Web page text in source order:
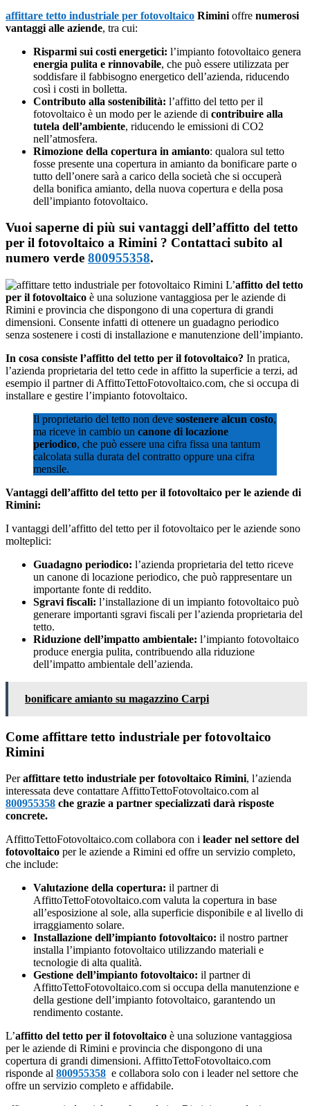
affittare tetto industriale per fotovoltaico Rimini offre numerosi
vantaggi alle aziende, tra cui:
Risparmi sui costi energetici: l’impianto fotovoltaico genera
energia pulita e rinnovabile, che può essere utilizzata per
soddisfare il fabbisogno energetico dell’azienda, riducendo
così i costi in bolletta.
Contributo alla sostenibilità: l’affitto del tetto per il
fotovoltaico è un modo per le aziende di contribuire alla
tutela dell’ambiente, riducendo le emissioni di CO2
nell’atmosfera.
Rimozione della copertura in amianto: qualora sul tetto
fosse presente una copertura in amianto da bonificare parte o
tutto dell’onere sarà a carico della società che si occuperà
della bonifica amianto, della nuova copertura e della posa
dell’impianto fotovoltaico.
Vuoi saperne di più sui vantaggi dell’affitto del tetto
per il fotovoltaico a Rimini ? Contattaci subito al
numero verde 800955358.
L’affitto del tetto
per il fotovoltaico è una soluzione vantaggiosa per le aziende di
Rimini e provincia che dispongono di una copertura di grandi
dimensioni. Consente infatti di ottenere un guadagno periodico
senza sostenere i costi di installazione e manutenzione dell’impianto.
In cosa consiste l’affitto del tetto per il fotovoltaico? In pratica,
l’azienda proprietaria del tetto cede in affitto la superficie a terzi, ad
esempio il partner di AffittoTettoFotovoltaico.com, che si occupa di
installare e gestire l’impianto fotovoltaico.
Il proprietario del tetto non deve sostenere alcun costo,
ma riceve in cambio un canone di locazione
periodico, che può essere una cifra fissa una tantum
calcolata sulla durata del contratto oppure una cifra
mensile.
Vantaggi dell’affitto del tetto per il fotovoltaico per le aziende di
Rimini:
I vantaggi dell’affitto del tetto per il fotovoltaico per le aziende sono
molteplici:
Guadagno periodico: l’azienda proprietaria del tetto riceve
un canone di locazione periodico, che può rappresentare un
importante fonte di reddito.
Sgravi fiscali: l’installazione di un impianto fotovoltaico può
generare importanti sgravi fiscali per l’azienda proprietaria del
tetto.
Riduzione dell’impatto ambientale: l’impianto fotovoltaico
produce energia pulita, contribuendo alla riduzione
dell’impatto ambientale dell’azienda.
bonificare amianto su magazzino Carpi
Come affittare tetto industriale per fotovoltaico
Rimini
Peraffittare tetto industriale per fotovoltaico Rimini, l’azienda
interessata deve contattare AffittoTettoFotovoltaico.com al
800955358 che grazie a partner specializzati darà risposte
concrete.
AffittoTettoFotovoltaico.com collabora con i leader nel settore del
fotovoltaico per le aziende a Rimini ed offre un servizio completo,
che include:
Valutazione della copertura: il partner di
AffittoTettoFotovoltaico.com valuta la copertura in base
all’esposizione al sole, alla superficie disponibile e al livello di
irraggiamento solare.
Installazione dell’impianto fotovoltaico: il nostro partner
installa l’impianto fotovoltaico utilizzando materiali e
tecnologie di alta qualità.
Gestione dell’impianto fotovoltaico: il partner di
AffittoTettoFotovoltaico.com si occupa della manutenzione e
della gestione dell’impianto fotovoltaico, garantendo un
rendimento costante.
L’affitto del tetto per il fotovoltaico è una soluzione vantaggiosa
per le aziende di Rimini e provincia che dispongono di una
copertura di grandi dimensioni. AffittoTettoFotovoltaico.com
risponde al 800955358 e collabora solo con i leader nel settore che
offre un servizio completo e affidabile.